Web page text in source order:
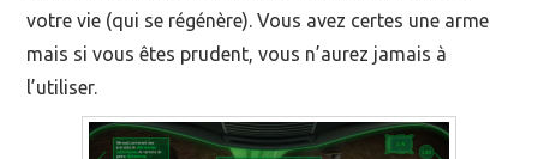
votre vie (qui se régénère). Vous avez certes une arme
mais si vous êtes prudent, vous n’aurez jamais à
l’utiliser.